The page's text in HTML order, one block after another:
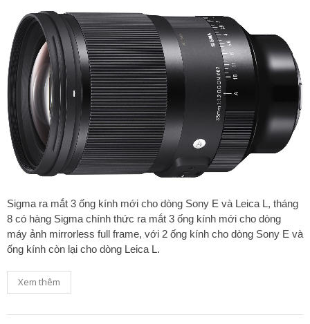
Sigma ra mắt 3 ống kính mới cho dòng Sony E và Leica L, tháng
8 có hàng Sigma chính thức ra mắt 3 ống kính mới cho dòng
máy ảnh mirrorless full frame, với 2 ống kính cho dòng Sony E và
ống kính còn lại cho dòng Leica L.
Xem thêm